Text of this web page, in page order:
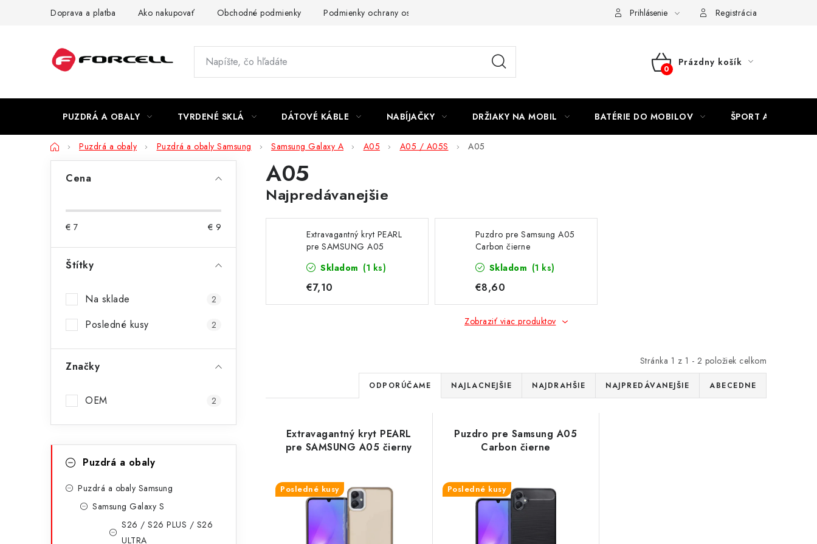
Doprava a platba Ako nakupovať Obchodné podmienky Podmienky ochrany osobných údajov Prihlásenie Registrácia
NÁKUPNÝ
Prázdny košík
PUZDRÁ A OBALY TVRDENÉ SKLÁ DÁTOVÉ KÁBLE NABÍJAČKY DRŽIAKY NA MOBIL BATÉRIE DO MOBILOV ŠPORT A HOBBY
DomovPuzdrá a obaly Puzdrá a obaly Samsung Samsung Galaxy A A05 A05 / A05S A05
n
e
Cena
€ 7 € 9
Štítky
Na sklade 2
Posledné kusy 2
Značky
OEM 2
kategóriePuzdrá a obaly
Puzdrá a obaly Samsung
Samsung Galaxy S
S26 / S26 PLUS / S26
ULTRA
A05
Najpredávanejšie
Extravagantný kryt PEARL
pre SAMSUNG A05
Skladom (1 ks)
€7,10
Puzdro pre Samsung A05
Carbon čierne
Skladom (1 ks)
€8,60
Zobraziť viac produktov
Stránka 1 z 1 - 2 položiek celkom
R
a
d
e
i
ODPORÚČAME NAJLACNEJŠIE NAJDRAHŠIE NAJPREDÁVANEJŠIE ABECEDNE
Extravagantný kryt PEARL
pre SAMSUNG A05 čierny
Posledné kusy
Puzdro pre Samsung A05
Carbon čierne
Posledné kusy